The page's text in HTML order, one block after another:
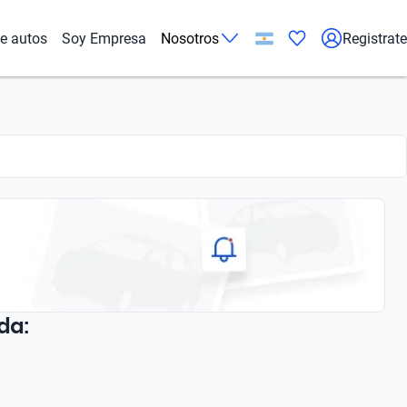
autos Soy Empresa Nosotros Registrate